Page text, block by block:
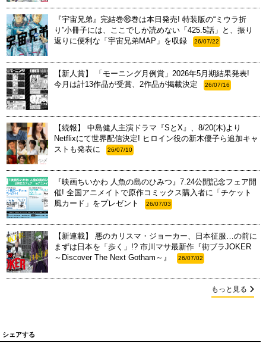
『宇宙兄弟』完結巻㊻巻は本日発売! 特装版の“ミウラ折
り”小冊子には、ここでしか読めない「425.5話」と、振り
返りに便利な「宇宙兄弟MAP」を収録
26/07/22
【新人賞】 「モーニング月例賞」2026年5月期結果発表!
今月は計13作品が受賞、2作品が掲載決定
26/07/16
【続報】 中島健人主演ドラマ『SとX』、8/20(木)より
Netflixにて世界配信決定! ヒロイン役の新木優子ら追加キャ
ストも発表に
26/07/10
『映画ちいかわ 人魚の島のひみつ』7.24公開記念フェア開
催! 全国アニメイトで原作コミックス購入者に「チケット
風カード」をプレゼント
26/07/03
【新連載】 悪のカリスマ・ジョーカー、日本征服…の前に
まずは日本を「歩く」!? 市川マサ最新作『街ブラJOKER
～Discover The Next Gotham～』
26/07/02
もっと見る
シェアする